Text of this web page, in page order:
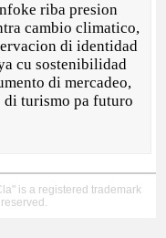
riba presion
cambio climatico,
di identidad
cu sostenibilidad
di mercadeo,
di turismo pa futuro
is a registered trademark